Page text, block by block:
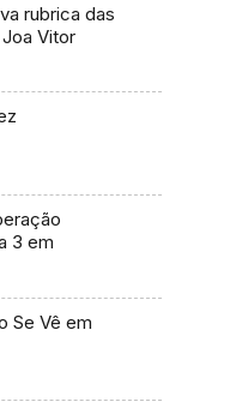
rubrica das
Vitor
3 em
Se Vê em